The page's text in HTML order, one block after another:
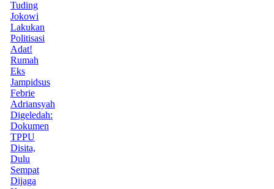
Tuding
Jokowi
Lakukan
Politisasi
Adat!
Rumah
Eks
Jampidsus
Febrie
Adriansyah
Digeledah:
Dokumen
TPPU
Disita,
Dulu
Sempat
Dijaga